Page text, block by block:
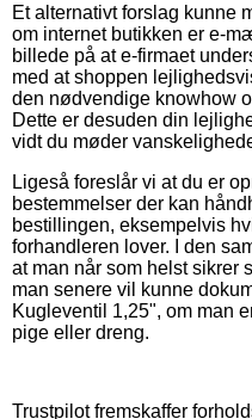
Et alternativt forslag kunne
om internet butikken er e-
billede på at e-firmaet
med at shoppen
den nødvendige knowhow
Dette er desuden din
vidt du møder
Ligeså foreslår vi at du er
bestemmelser der kan
bestillingen, eksempelvis
forhandleren lover. I den
at man når som helst sikrer
man senere vil kunne
Kugleventil 1,25", om man
pige eller dreng.
Trustpilot fremskaffer